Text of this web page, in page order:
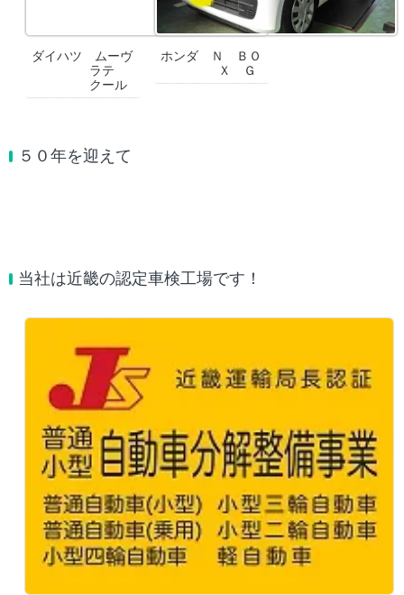
ダイハツ ムーヴ
ラテ
クール
ホンダ Ｎ ＢＯ
Ｘ Ｇ
５０年を迎えて
当社は近畿の認定車検工場です！